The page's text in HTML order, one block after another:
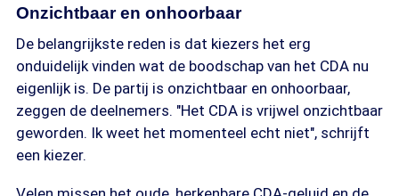
Onzichtbaar en onhoorbaar
De belangrijkste reden is dat kiezers het erg
onduidelijk vinden wat de boodschap van het CDA nu
eigenlijk is. De partij is onzichtbaar en onhoorbaar,
zeggen de deelnemers. "Het CDA is vrijwel onzichtbaar
geworden. Ik weet het momenteel echt niet", schrijft
een kiezer.